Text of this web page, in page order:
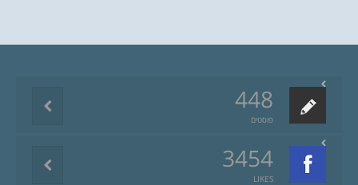
448
פוסטים
3454
LIKES